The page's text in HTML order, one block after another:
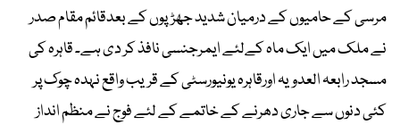
مرسی کے حامیوں کے درمیان شدید جھڑپوں کے بعدقائم مقام صدر
نے ملک میں ایک ماہ کےلئے ایمرجنسی نافذ کر دی ہے۔قاہرہ کی
مسجد رابعہ العدویہ اورقاہرہ یونیورسٹی کے قریب واقع نہدہ چوک پر
کئی دنوں سے جاری دھرنے کے خاتمے کے لئے فوج نے منظم انداز